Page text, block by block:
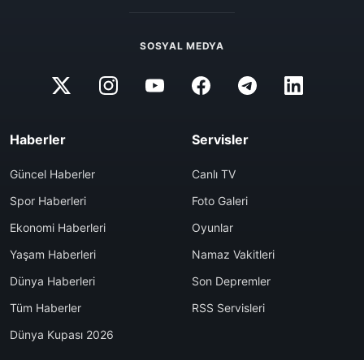
SOSYAL MEDYA
Haberler
Güncel Haberler
Spor Haberleri
Ekonomi Haberleri
Yaşam Haberleri
Dünya Haberleri
Tüm Haberler
Dünya Kupası 2026
Servisler
Canlı TV
Foto Galeri
Oyunlar
Namaz Vakitleri
Son Depremler
RSS Servisleri